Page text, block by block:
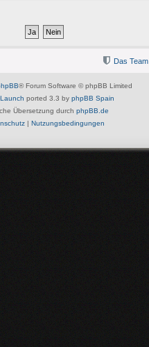
Das Team
® Forum Software © phpBB Limited
ported 3.3 by phpBB Spain
Übersetzung durch phpBB.de
| Nutzungsbedingungen